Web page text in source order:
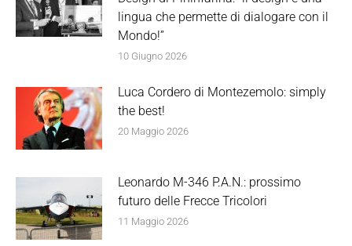
lingua che permette di dialogare con il
Mondo!”
10 Giugno 2026
Luca Cordero di Montezemolo: simply
the best!
20 Maggio 2026
Leonardo M-346 P.A.N.: prossimo
futuro delle Frecce Tricolori
11 Maggio 2026